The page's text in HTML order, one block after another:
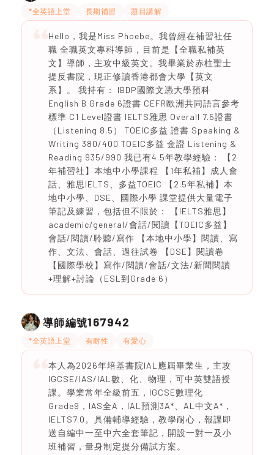
*全英語上堂 長期補習 題目講解
Hello，我是Miss Phoebe。我曾經在補習社任
職 全職英文專科導師，目前是【全職私補英
文】導師，主攻中級英文。我畢業於赤柱聖士
提反書院，現正修讀香港都會大學【英文
系】。 我持有： IBDP國際文憑大學預科
English B Grade 6證書 CEFR歐洲共同語言參考
標準 C1 Level證書 IELTS雅思 Overall 7.5證書
（Listening 8.5） TOEIC多益 證書 Speaking &
Writing 380/400 TOEIC多益 金證 Listening &
Reading 935/990 我已有4.5年教學經驗： 【2
年補習社】本地中小學課程 【1年私補】成人會
話、雅思IELTS、多益TOEIC 【2.5年私補】本
地中小學、DSE、國際小學 課堂提供大量電子
筆記及練習，包括但不限於： 【IELTS雅思】
academic/general/會話/閱讀【TOEIC多益】
會話/閱讀/聆聽/寫作 【本地中小學】閱讀、寫
作、文法、會話、過往試卷 【DSE】閱讀卷
【國際學校】寫作/閱讀/會話/文法/新聞閱讀
+理解+討論（ESL到Grade 6）
導師編號167942
*全英語上堂 有耐性 有愛心
本人為2026年培基書院IAL應屆畢業生，主攻
IGCSE/IAS/IAL數、化、物理，可中英雙語授
課。學業常年全級前五，IGCSE數理化
Grade9，IAS全A，IAL預測3A*、AL中文A*，
IELTS7.0。具備輔導經驗，教學耐心，報課即
送自編中一至中六全套筆記，開設一對一及小
班補習，量身制定提分備試方案。